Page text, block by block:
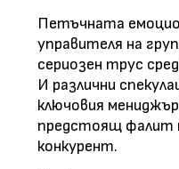
Петъчната
управителя на
сериозен трус
И различни
ключовия
предстоящ фалит
конкурент.